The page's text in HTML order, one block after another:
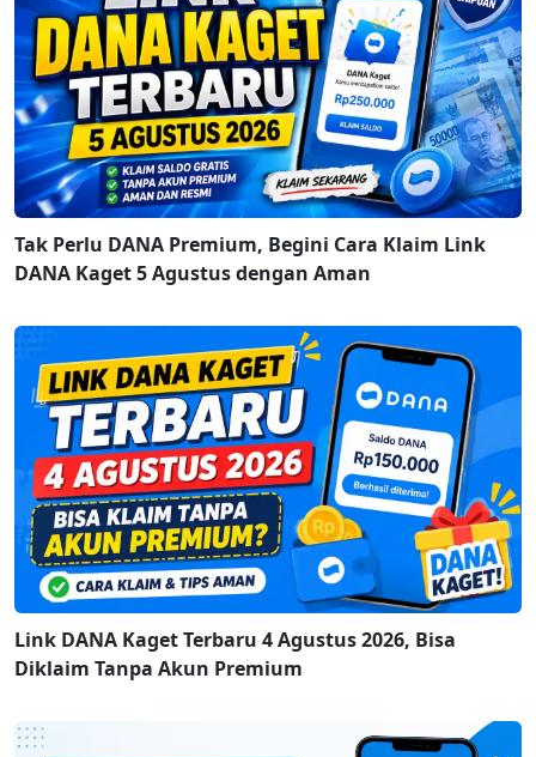
Tak Perlu DANA Premium, Begini Cara Klaim Link
DANA Kaget 5 Agustus dengan Aman
Link DANA Kaget Terbaru 4 Agustus 2026, Bisa
Diklaim Tanpa Akun Premium